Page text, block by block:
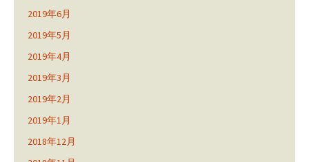
2019年6月
2019年5月
2019年4月
2019年3月
2019年2月
2019年1月
2018年12月